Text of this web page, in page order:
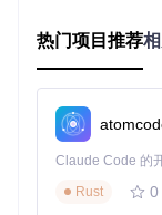
认覆盖范围；2.
检查性能数据判
核心功能解
LunaTranslator
过多步骤协作完
工作原理，将帮
热门项目推荐
Rust
0